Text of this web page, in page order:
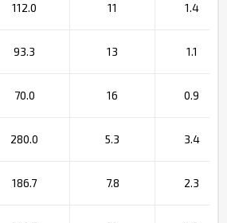
112.0 11 1.4
93.3 13 1.1
70.0 16 0.9
280.0 5.3 3.4
186.7 7.8 2.3